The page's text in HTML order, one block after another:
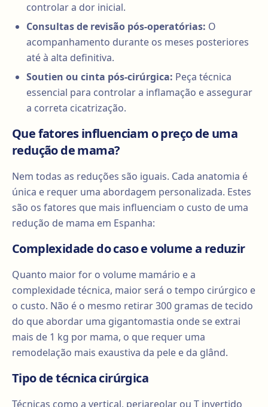
controlar a dor inicial.
Consultas de revisão pós-operatórias: O
acompanhamento durante os meses posteriores
até à alta definitiva.
Soutien ou cinta pós-cirúrgica: Peça técnica
essencial para controlar a inflamação e assegurar
a correta cicatrização.
Que fatores influenciam o preço de uma
redução de mama?
Nem todas as reduções são iguais. Cada anatomia é
única e requer uma abordagem personalizada. Estes
são os fatores que mais influenciam o custo de uma
redução de mama em Espanha:
Complexidade do caso e volume a reduzir
Quanto maior for o volume mamário e a
complexidade técnica, maior será o tempo cirúrgico e
o custo. Não é o mesmo retirar 300 gramas de tecido
do que abordar uma gigantomastia onde se extrai
mais de 1 kg por mama, o que requer uma
remodelação mais exaustiva da pele e da glând.
Tipo de técnica cirúrgica
Técnicas como a vertical, periareolar ou T invertido